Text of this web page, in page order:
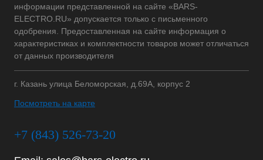
информации представленной на сайте «BARS-
ELECTRO.RU» допускается только с письменного
одобрения. Предоставленная на сайте информация о
характеристиках и комплектности товаров может отличаться
от данных производителя
г. Казань улица Беломорская, д.69А, корпус 2
Посмотреть на карте
+7 (843) 526-73-20